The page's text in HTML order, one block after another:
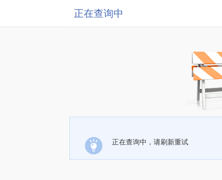
正在查询中
正在查询中，请刷新重试